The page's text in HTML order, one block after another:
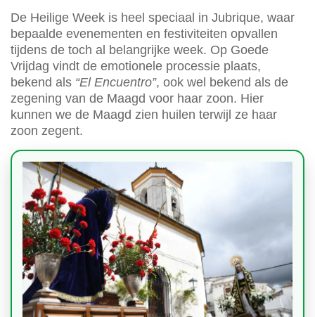
De Heilige Week is heel speciaal in Jubrique, waar
bepaalde evenementen en festiviteiten opvallen
tijdens de toch al belangrijke week. Op Goede
Vrijdag vindt de emotionele processie plaats,
bekend als “El Encuentro”, ook wel bekend als de
zegening van de Maagd voor haar zoon. Hier
kunnen we de Maagd zien huilen terwijl ze haar
zoon zegent.